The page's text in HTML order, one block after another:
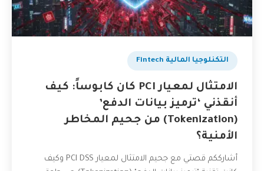
التكنلوجيا المالية Fintech
الامتثال لمعيار PCI كان كابوساً: كيف
أنقذني ‘ترميز بيانات الدفع’
(Tokenization) من جحيم المخاطر
الأمنية؟
أشارككم قصتي مع جحيم الامتثال لمعيار PCI DSS وكيف